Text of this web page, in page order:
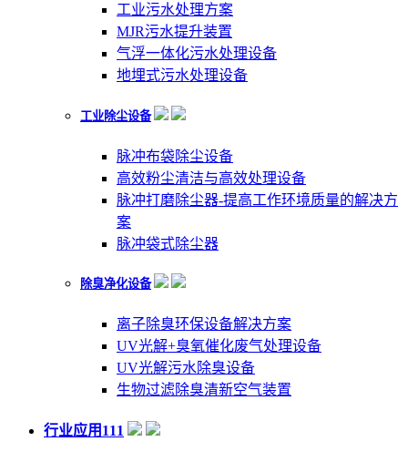
工业污水处理方案
MJR污水提升装置
气浮一体化污水处理设备
地埋式污水处理设备
工业除尘设备
脉冲布袋除尘设备
高效粉尘清洁与高效处理设备
脉冲打磨除尘器-提高工作环境质量的解决方
案
脉冲袋式除尘器
除臭净化设备
离子除臭环保设备解决方案
UV光解+臭氧催化废气处理设备
UV光解污水除臭设备
生物过滤除臭清新空气装置
行业应用111